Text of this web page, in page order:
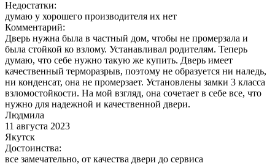
Недостатки:
думаю у хорошего производителя их нет
Комментарий:
Дверь нужна была в частный дом, чтобы не промерзала и
была стойкой ко взлому. Устанавливал родителям. Теперь
думаю, что себе нужно такую же купить. Дверь имеет
качественный терморазрыв, поэтому не образуется ни наледь,
ни конденсат, она не промерзает. Установлены замки 3 класса
взломостойкости. На мой взгляд, она сочетает в себе все, что
нужно для надежной и качественной двери.
Людмила
11 августа 2023
Якутск
Достоинства:
все замечательно, от качества двери до сервиса